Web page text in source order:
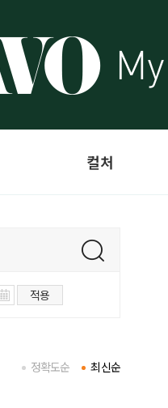
컬처
적용
최신순
정확도순